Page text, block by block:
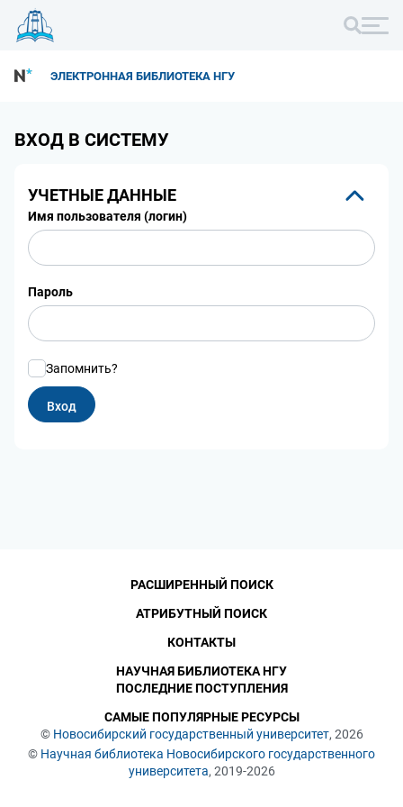
ЭЛЕКТРОННАЯ БИБЛИОТЕКА НГУ
ВХОД В СИСТЕМУ
УЧЕТНЫЕ ДАННЫЕ
Имя пользователя (логин)
Пароль
Запомнить?
© Новосибирский государственный университет, 2026
© Научная библиотека Новосибирского государственного
университета, 2019-2026
РАСШИРЕННЫЙ ПОИСК
АТРИБУТНЫЙ ПОИСК
КОНТАКТЫ
НАУЧНАЯ БИБЛИОТЕКА НГУ
ПОСЛЕДНИЕ ПОСТУПЛЕНИЯ
САМЫЕ ПОПУЛЯРНЫЕ РЕСУРСЫ